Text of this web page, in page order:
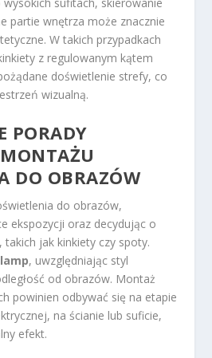
partie wnętrza może znacznie
W takich przypadkach
z regulowanym kątem
doświetlenie strefy, co
wizualną.
PORADY
DO OBRAZÓW
do obrazów,
ekspozycji oraz decydując o
takich jak kinkiety czy spoty.
, uwzględniając styl
od obrazów. Montaż
powinien odbywać się na etapie
na ścianie lub suficie,
efekt.